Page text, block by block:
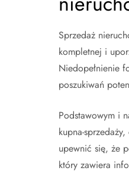
Sprzedaż
kompletnej i
Niedopełnienie
poszukiwań
Podstawowym i
kupna-
upewnić się, że
który zawiera